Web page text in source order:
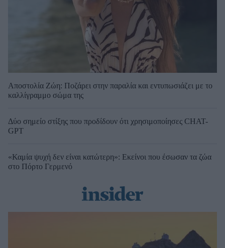
Αποστολία Ζώη: Ποζάρει στην παραλία και εντυπωσιάζει με το
καλλίγραμμο σώμα της
Δύο σημείο στίξης που προδίδουν ότι χρησιμοποίησες CHAT-
GPT
«Καμία ψυχή δεν είναι κατώτερη»: Εκείνοι που έσωσαν τα ζώα
στο Πόρτο Γερμενό